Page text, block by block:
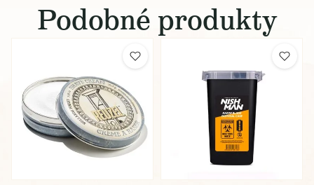
Podobné produkty